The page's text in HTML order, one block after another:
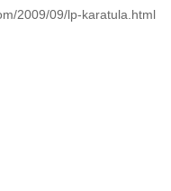
2009/09/lp-karatula.html